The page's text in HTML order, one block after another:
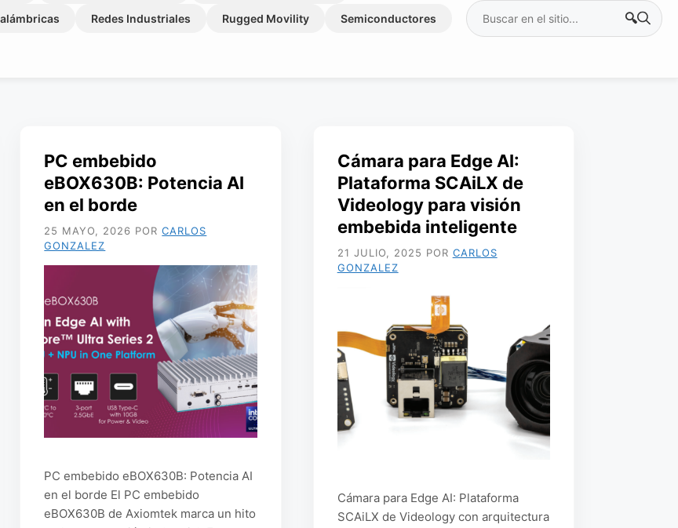
Redes Industriales Rugged Movility Semiconductores
Buscar:
PC embebido
eBOX630B: Potencia AI
en el borde
25 MAYO, 2026 PORCARLOS
GONZALEZ
PC embebido eBOX630B: Potencia AI
en el borde El PC embebido
eBOX630B de Axiomtek marca un hito
Cámara para Edge AI:
Plataforma SCAiLX de
Videology para visión
embebida inteligente
21 JULIO, 2025 POR CARLOS
GONZALEZ
Cámara para Edge AI: Plataforma
SCAiLX de Videology con arquitectura